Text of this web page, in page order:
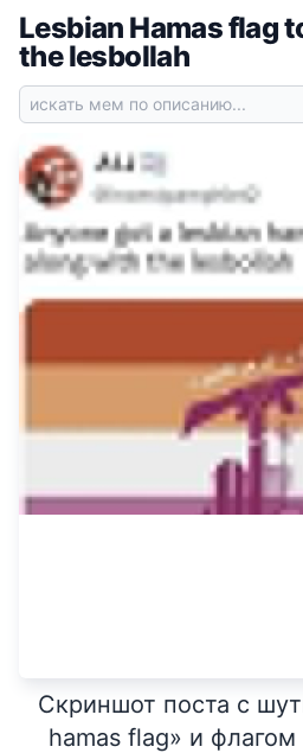
Lesbian Hamas flag
the lesbollah
Скриншот поста с
hamas flag» и